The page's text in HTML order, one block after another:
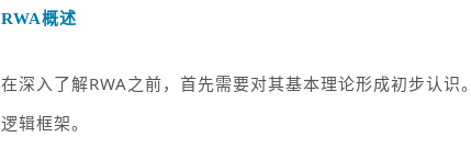
RWA概述
在深入了解RWA之前，首先需要对其基本理论形成初步认识。
逻辑框架。